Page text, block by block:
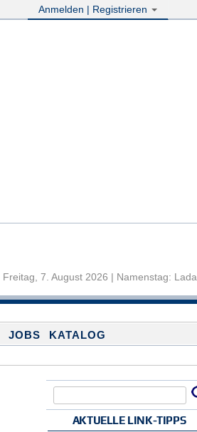
Anmelden | Registrieren
Freitag, 7. August 2026 | Namenstag: Lada
JOBS
KATALOG
AKTUELLE LINK-TIPPS